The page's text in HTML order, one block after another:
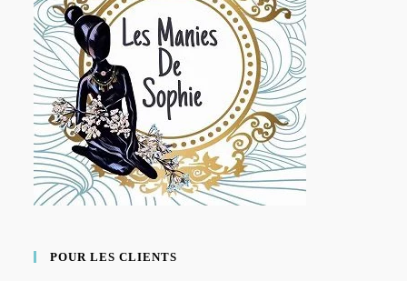
POUR LES CLIENTS